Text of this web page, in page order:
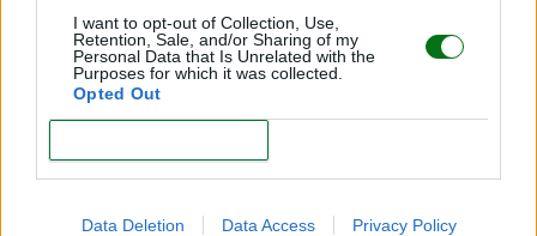
I want to opt-out of Collection, Use,
Retention, Sale, and/or Sharing of my
Personal Data that Is Unrelated with the
Purposes for which it was collected.
Opted Out
Data Deletion Data Access Privacy Policy